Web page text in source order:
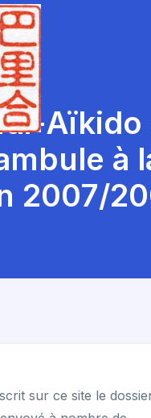
Aïkido
à
2007/
sur ce site le